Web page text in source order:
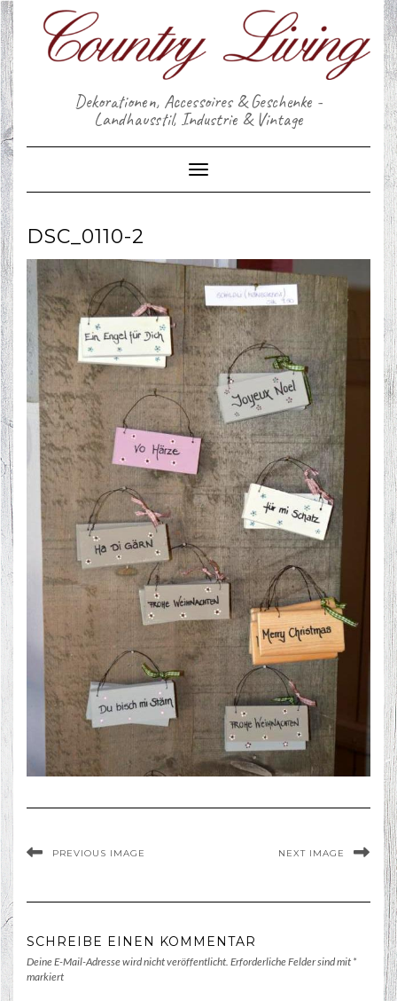
Skip
to
content
Dekorationen, Accessoires & Geschenke -
Landhausstil, Industrie & Vintage
Toggle Navigation
DSC_0110-2
PREVIOUS IMAGE NEXT IMAGE
SCHREIBE EINEN KOMMENTAR
Deine E-Mail-Adresse wird nicht veröffentlicht. Erforderliche Felder sind mit *
markiert